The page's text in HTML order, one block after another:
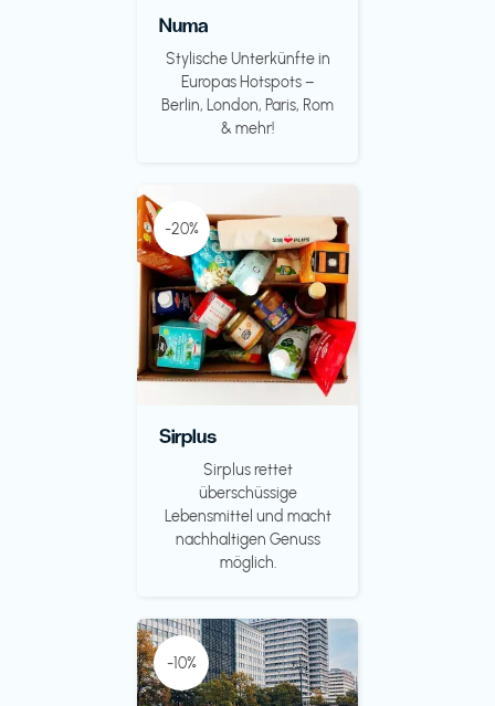
Numa
Stylische Unterkünfte in
Europas Hotspots –
Berlin, London, Paris, Rom
& mehr!
-20%
Sirplus
Sirplus rettet
überschüssige
Lebensmittel und macht
nachhaltigen Genuss
möglich.
-10%